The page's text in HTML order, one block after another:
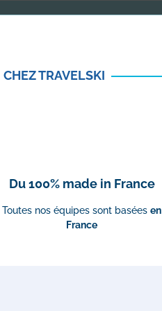
CHEZ TRAVELSKI
Du 100% made in France
Toutes nos équipes sont baséesen
France